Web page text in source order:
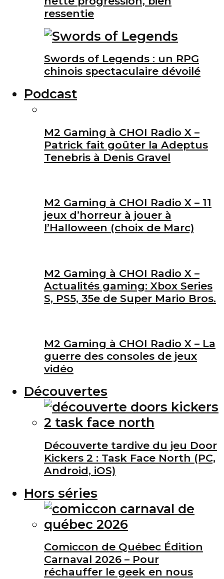
ressentie
Swords of Legends : un RPG
chinois spectaculaire dévoilé
Podcast
M2 Gaming à CHOI Radio X –
Patrick fait goûter la Adeptus
Tenebris à Denis Gravel
M2 Gaming à CHOI Radio X – 11
jeux d’horreur à jouer à
l’Halloween (choix de Marc)
M2 Gaming à CHOI Radio X –
Actualités gaming: Xbox Series
S, PS5, 35e de Super Mario Bros.
M2 Gaming à CHOI Radio X – La
guerre des consoles de jeux
vidéo
Découvertes
Découverte tardive du jeu Door
Kickers 2 : Task Face North (PC,
Android, iOS)
Hors séries
Comiccon de Québec Édition
Carnaval 2026 – Pour
réchauffer le geek en nous